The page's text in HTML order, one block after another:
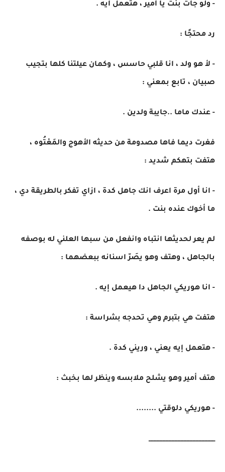
- ولو جات بنت يا أمير ، هتعمل ايه .
رد محتجًا :
- لأ هو ولد ، انا قلبي حاسس ، وكمان عيلتنا كلها بتجيب
صبيان ، تابع بمعني :
- عندك ماما ..جايبة ولدين .
فغرت ديما فاها مصدومة من حديثه الأهوج والمَعْتُوه ،
هتفت بتهكم شديد :
- انا أول مرة اعرف انك جاهل كدة ، ازاي تفكر بالطريقة دي ،
ما أخوك عنده بنت .
لم يعر لحديثها انتباه وانفعل من سبها العلني له بوصفه
بالجاهل ، وهتف وهو يصَرّ اسنانه ببعضهما :
- انا هوريكي الجاهل دا هيعمل إيه .
هتفت هي بتبرم وهي تحدجه بشراسة :
- هتعمل إيه يعني ، وريني كدة .
هتف أمير وهو يشلح ملابسه وينظر لها بخبث :
- هوريكي دلوقتي ........
______________________